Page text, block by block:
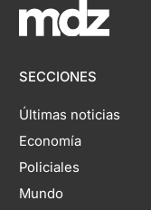
SECCIONES
Últimas noticias
Economía
Policiales
Mundo